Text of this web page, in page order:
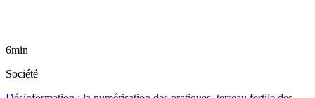
6min
Société